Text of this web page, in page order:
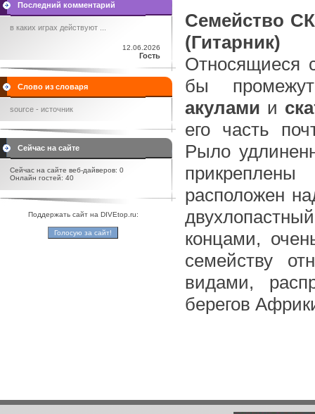
Последний комментарий
в каких играх действуют ...
12.06.2026
Гость
Слово из словаря
source - источник
Сейчас на сайте
Сейчас на сайте веб-дайверов: 0
Онлайн гостей: 40
Поддержать сайт на DIVEtop.ru:
Семейство
(Гитарник)
Относящиеся
бы
акулами и
его часть
Рыло
расположен
концами,
семейству
видами,
берегов